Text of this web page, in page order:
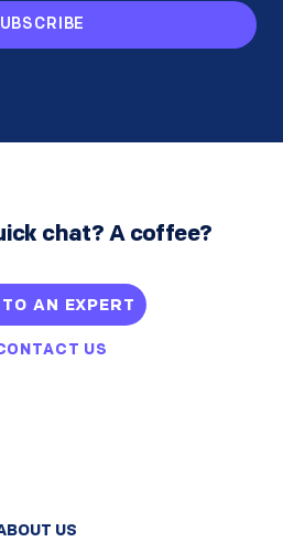
chat? A coffee?
AN EXPERT
US
US